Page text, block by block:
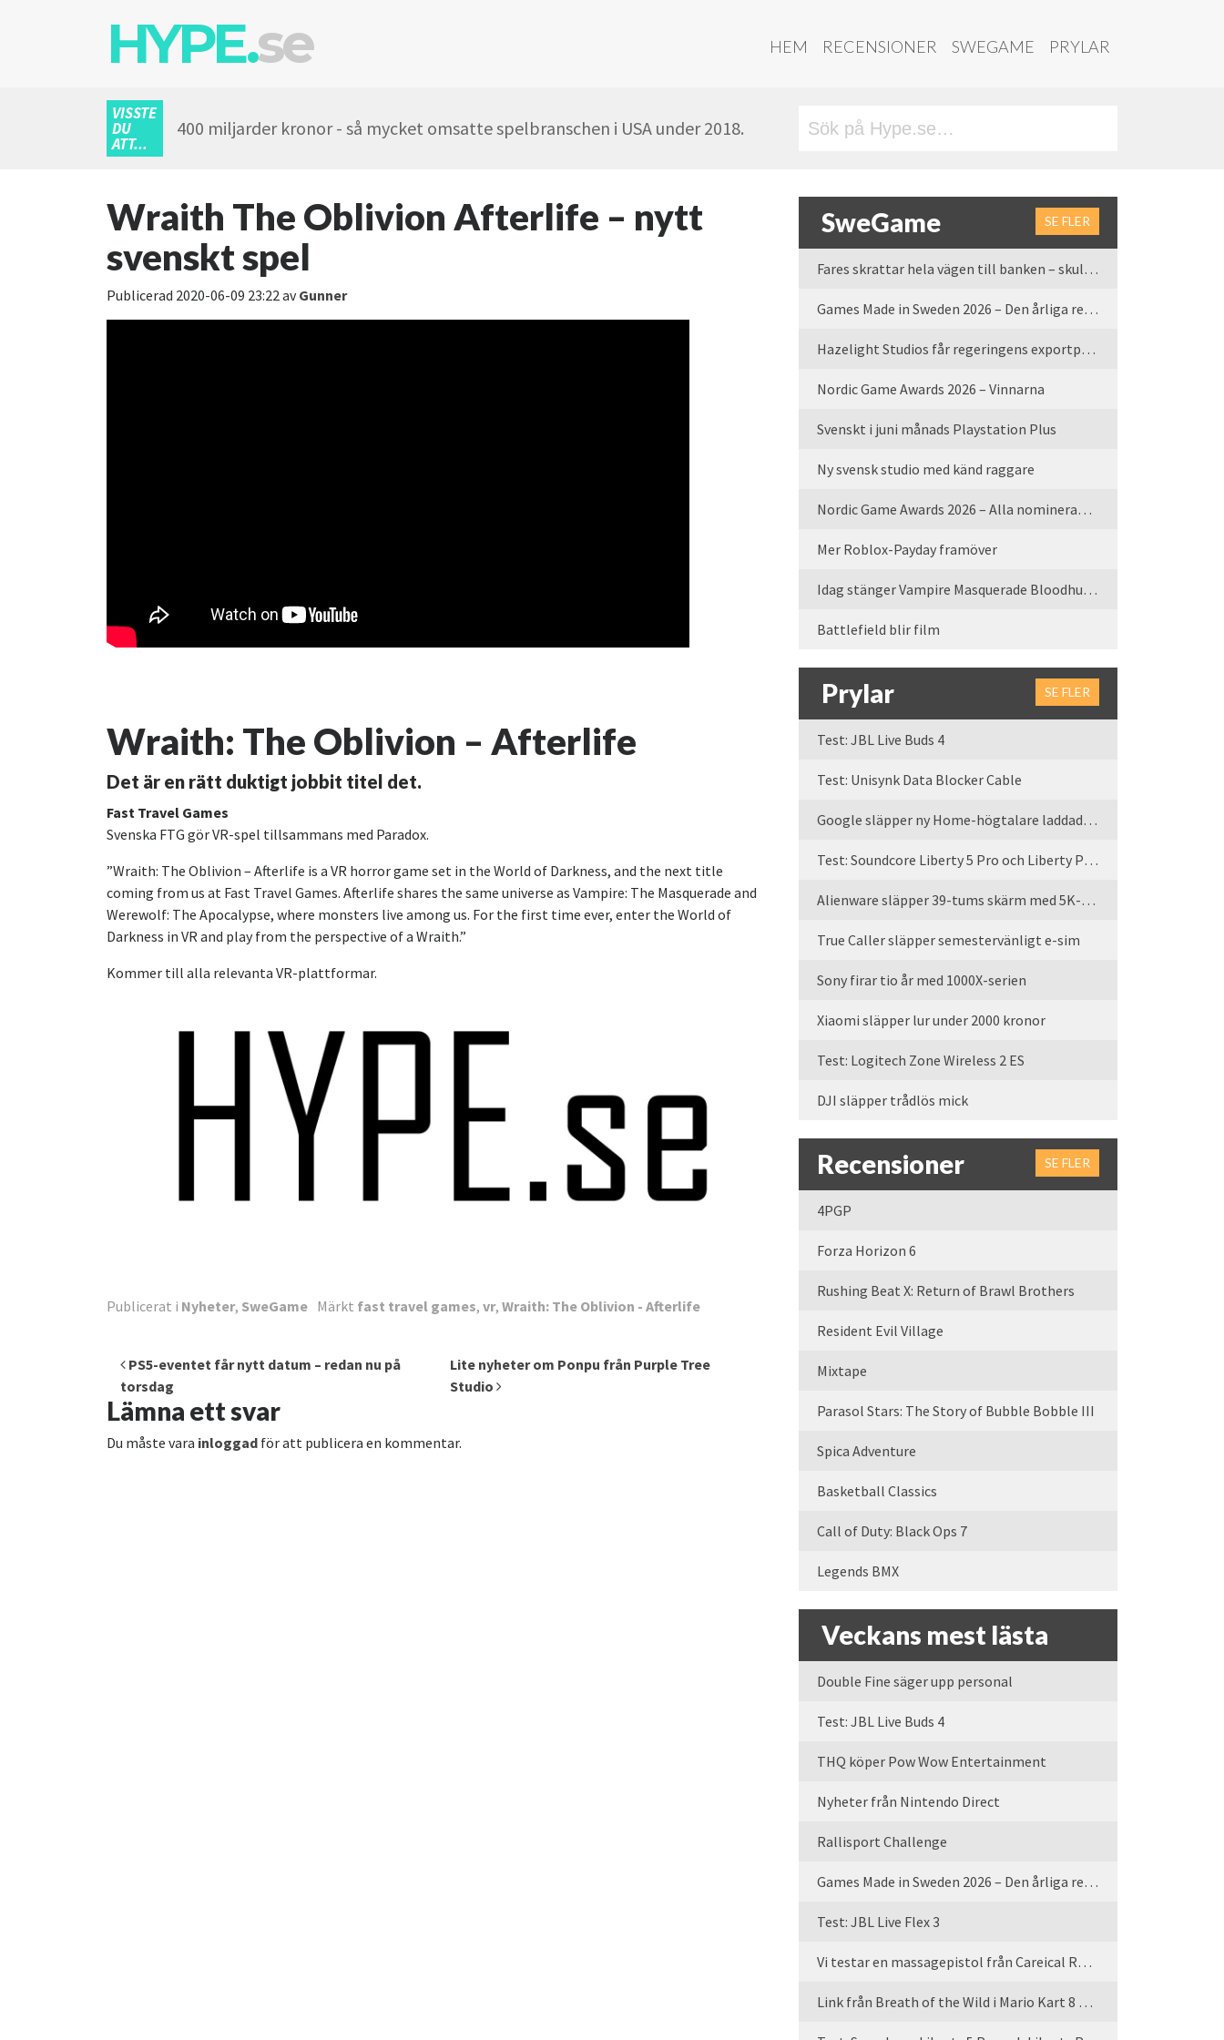
HYPE.se HEM RECENSIONER SWEGAME PRYLAR
VISSTE
DU
ATT...
400 miljarder kronor - så mycket omsatte spelbranschen i USA under 2018.
Wraith The Oblivion Afterlife – nytt
svenskt spel
Publicerad 2020-06-09 23:22avGunner
Wraith: The Oblivion – Afterlife
Det är en rätt duktigt jobbit titel det.
Fast Travel Games
Svenska FTG gör VR-spel tillsammans med Paradox.
”Wraith: The Oblivion – Afterlife is a VR horror game set in the World of Darkness, and the next title
coming from us at Fast Travel Games. Afterlife shares the same universe as Vampire: The Masquerade and
Werewolf: The Apocalypse, where monsters live among us. For the first time ever, enter the World of
Darkness in VR and play from the perspective of a Wraith.”
Kommer till alla relevanta VR-plattformar.
Publicerat i Nyheter, SweGame Märkt fast travel games, vr, Wraith: The Oblivion - Afterlife
Inläggsnavigering
PS5-eventet får nytt datum – redan nu på
torsdag
Lite nyheter om Ponpu från Purple Tree
Studio
Lämna ett svar
Du måste vara inloggad för att publicera en kommentar.
SweGame SE FLER
Fares skrattar hela vägen till banken – skulle vi tro
Games Made in Sweden 2026 – Den årliga rean är tillbaka
Hazelight Studios får regeringens exportpris 2025
Nordic Game Awards 2026 – Vinnarna
Svenskt i juni månads Playstation Plus
Ny svensk studio med känd raggare
Nordic Game Awards 2026 – Alla nominerade spel
Mer Roblox-Payday framöver
Idag stänger Vampire Masquerade Bloodhunt servrarna
Battlefield blir film
Prylar SE FLER
Test: JBL Live Buds 4
Test: Unisynk Data Blocker Cable
Google släpper ny Home-högtalare laddad med Gemini
Test: Soundcore Liberty 5 Pro och Liberty Pro Max
Alienware släpper 39-tums skärm med 5K-upplösning
True Caller släpper semestervänligt e-sim
Sony firar tio år med 1000X-serien
Xiaomi släpper lur under 2000 kronor
Test: Logitech Zone Wireless 2 ES
DJI släpper trådlös mick
Recensioner SE FLER
4PGP
Forza Horizon 6
Rushing Beat X: Return of Brawl Brothers
Resident Evil Village
Mixtape
Parasol Stars: The Story of Bubble Bobble III
Spica Adventure
Basketball Classics
Call of Duty: Black Ops 7
Legends BMX
Veckans mest lästa
Double Fine säger upp personal
Test: JBL Live Buds 4
THQ köper Pow Wow Entertainment
Nyheter från Nintendo Direct
Rallisport Challenge
Games Made in Sweden 2026 – Den årliga rean är tillbaka
Test: JBL Live Flex 3
Vi testar en massagepistol från Careical Recovery
Link från Breath of the Wild i Mario Kart 8 Deluxe